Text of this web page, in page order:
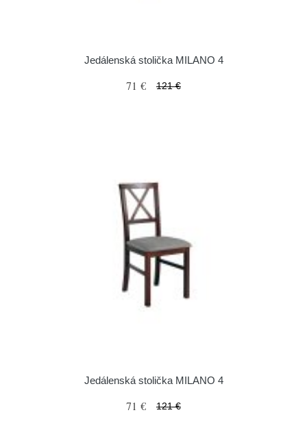
Jedálenská stolička MILANO 4
71 € 121 €
Jedálenská stolička MILANO 4
71 € 121 €